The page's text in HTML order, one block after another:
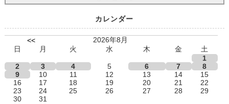
カレンダー
<<
2026年8月
日
月 火 水 木 金
土
1
2
3 4 5 6 7
8
9
10 11 12 13 14
15
16
17 18 19 20 21
22
23
24 25 26 27 28
29
30
31